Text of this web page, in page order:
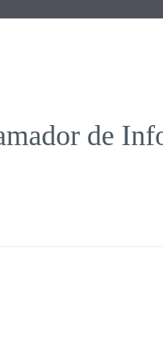
de